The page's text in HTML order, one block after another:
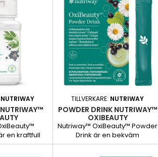
NUTRIWAY
en kraftfull
TILLVERKARE: NUTRIWAY
POWDER DRINK NUTRIWAY™
OXIBEAUTY
Nutriway™ OxiBeauty™ Powder
Drink är en bekväm
nutricosmetic-produkt som